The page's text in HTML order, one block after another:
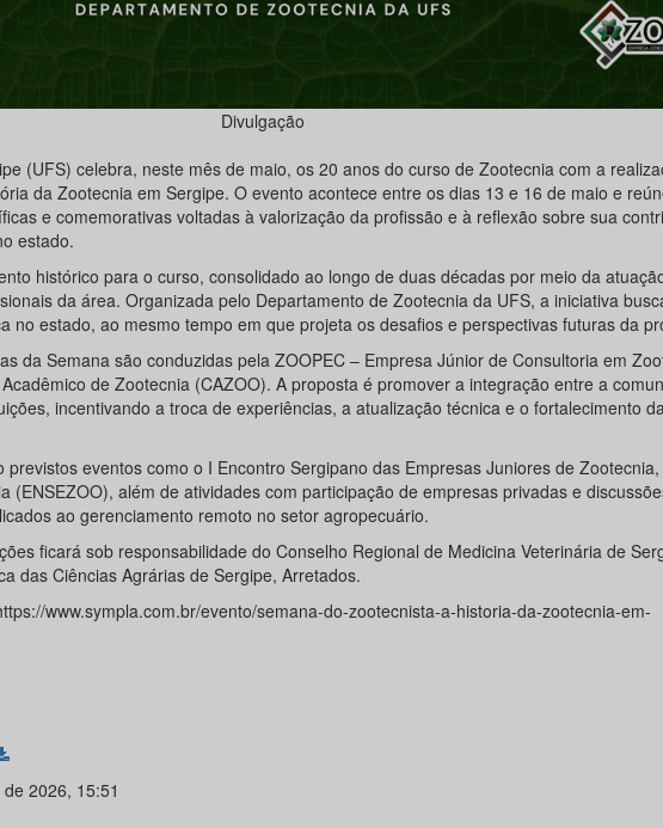
Divulgação
(UFS) celebra, neste mês de maio, os 20 anos do curso de Zootecnia com a
da Zootecnia em Sergipe. O evento acontece entre os dias 13 e 16 de maio e
e comemorativas voltadas à valorização da profissão e à reflexão sobre sua
estado.
histórico para o curso, consolidado ao longo de duas décadas por meio da
da área. Organizada pelo Departamento de Zootecnia da UFS, a iniciativa
no estado, ao mesmo tempo em que projeta os desafios e perspectivas futuras da
da Semana são conduzidas pela ZOOPEC – Empresa Júnior de Consultoria em
de Zootecnia (CAZOO). A proposta é promover a integração entre a
incentivando a troca de experiências, a atualização técnica e o fortalecimento
eventos como o I Encontro Sergipano das Empresas Juniores de Zootecnia,
(ENSEZOO), além de atividades com participação de empresas privadas e
ao gerenciamento remoto no setor agropecuário.
ficará sob responsabilidade do Conselho Regional de Medicina Veterinária de
das Ciências Agrárias de Sergipe, Arretados.
www.sympla.com.br/evento/semana-do-zootecnista-a-historia-da-zootecnia-em-
2026, 15:51